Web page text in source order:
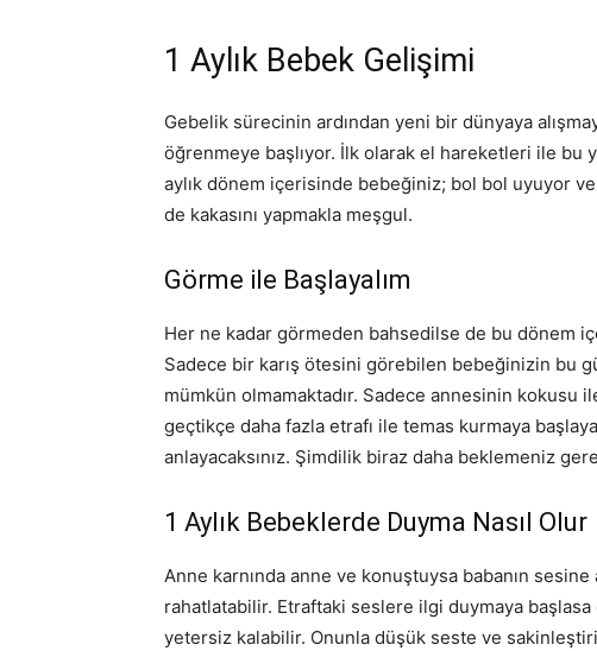
1 Aylık Bebek Gelişimi
Gebelik sürecinin ardından yeni bir dünyaya
öğrenmeye başlıyor. İlk olarak el hareketleri ile bu
aylık dönem içerisinde bebeğiniz; bol bol uyuyor
de kakasını yapmakla meşgul.
Görme ile Başlayalım
Her ne kadar görmeden bahsedilse de bu dönem
Sadece bir karış ötesini görebilen bebeğinizin bu
mümkün olmamaktadır. Sadece annesinin kokusu
geçtikçe daha fazla etrafı ile temas kurmaya
anlayacaksınız. Şimdilik biraz daha beklemeniz
1 Aylık Bebeklerde Duyma Nasıl Olur
Anne karnında anne ve konuştuysa babanın
rahatlatabilir. Etraftaki seslere ilgi duymaya
yetersiz kalabilir. Onunla düşük seste ve